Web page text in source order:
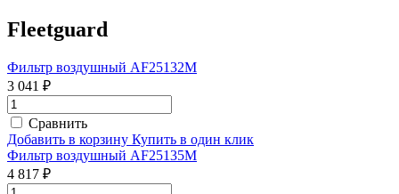
Fleetguard
Фильтр воздушный AF25132M
3 041 ₽
Сравнить
Добавить в корзину Купить в один клик
Фильтр воздушный AF25135M
4 817 ₽